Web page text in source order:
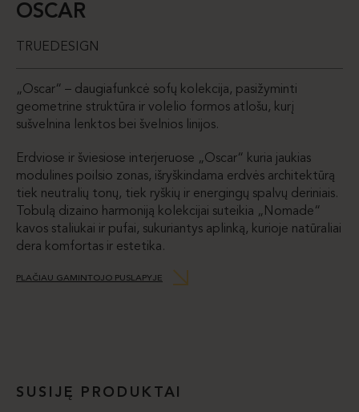
OSCAR
TRUEDESIGN
„Oscar“ – daugiafunkcė sofų kolekcija, pasižyminti
geometrine struktūra ir volelio formos atlošu, kurį
sušvelnina lenktos bei švelnios linijos.
Erdviose ir šviesiose interjeruose „Oscar“ kuria jaukias
modulines poilsio zonas, išryškindama erdvės architektūrą
tiek neutralių tonų, tiek ryškių ir energingų spalvų deriniais.
Tobulą dizaino harmoniją kolekcijai suteikia „Nomade“
kavos staliukai ir pufai, sukuriantys aplinką, kurioje natūraliai
dera komfortas ir estetika.
PLAČIAU GAMINTOJO PUSLAPYJE
SUSIJĘ PRODUKTAI